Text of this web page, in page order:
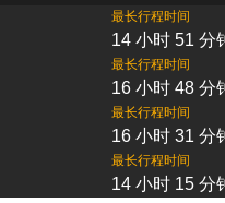
最长行程时间
14 小时 51 分
最长行程时间
16 小时 48 分
最长行程时间
16 小时 31 分
最长行程时间
14 小时 15 分